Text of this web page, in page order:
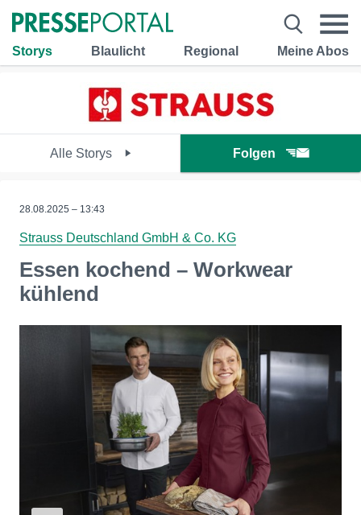
Storys Blaulicht Regional Meine Abos
Alle Storys Folgen
28.08.2025 – 13:43
Strauss Deutschland GmbH & Co. KG
Essen kochend – Workwear
kühlend